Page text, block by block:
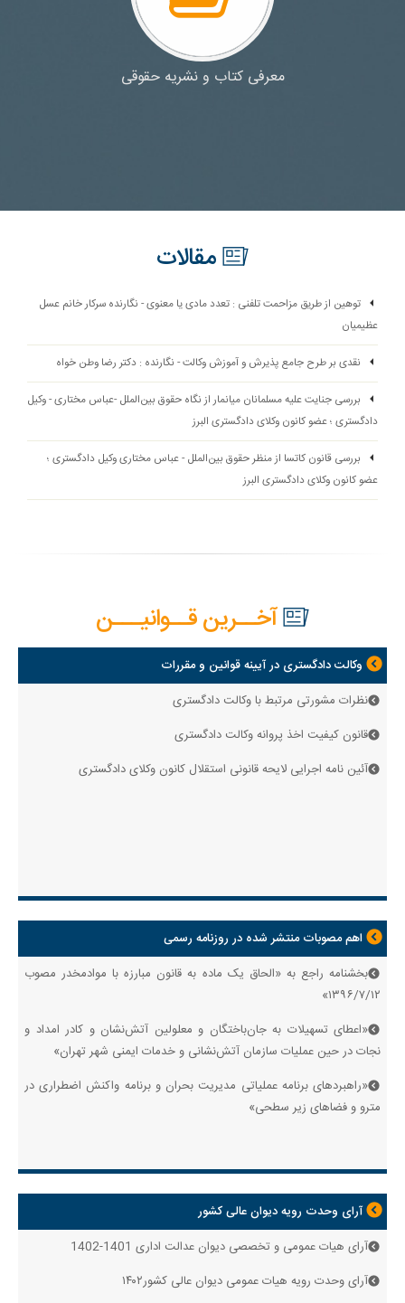
معرفی کتاب و نشریه حقوقی
مقالات
توهین از طریق مزاحمت تلفنی : تعدد مادی یا معنوی - نگارنده سرکار خانم عسل
عظیمیان
نقدی بر طرح جامع پذیرش و آموزش وکالت - نگارنده : دکتر رضا وطن خواه
بررسی جنایت علیه مسلمانان میانمار از نگاه حقوق بین‌الملل -عباس مختاری - وکیل
دادگستری ؛ عضو کانون وکلای دادگستری البرز
بررسی قانون کاتسا از منظر حقوق بین‌الملل - عباس مختاری وکیل دادگستری ؛
عضو کانون وکلای دادگستری البرز
آخــرین قــوانیـــن
وکالت دادگستری در آیینه قوانین و مقررات
نظرات مشورتی مرتبط با وکالت دادگستری
قانون کیفیت اخذ پروانه وکالت دادگستری
آئین نامه اجرایی لایحه قانونی استقلال کانون وکلای دادگستری
اهم مصوبات منتشر شده در روزنامه رسمی
بخشنامه راجع به «الحاق یک ماده به قانون مبارزه با موادمخدر مصوب
۱۳۹۶/۷/۱۲»
«اعطای تسهیلات به جان‌باختگان و معلولین آتش‌نشان و کادر امداد و
نجات در حین عملیات سازمان آتش‌نشانی و خدمات ایمنی شهر تهران»
«راهبردهای برنامه عملیاتی مدیریت بحران و برنامه واکنش اضطراری در
مترو و فضاهای زیر سطحی»
آرای وحدت رویه دیوان عالی کشور
آرای هیات عمومی و تخصصی دیوان عدالت اداری 1401-1402
آرای وحدت رویه هیات‌ عمومی دیوان ‌عالی ‌کشور۱۴۰۲